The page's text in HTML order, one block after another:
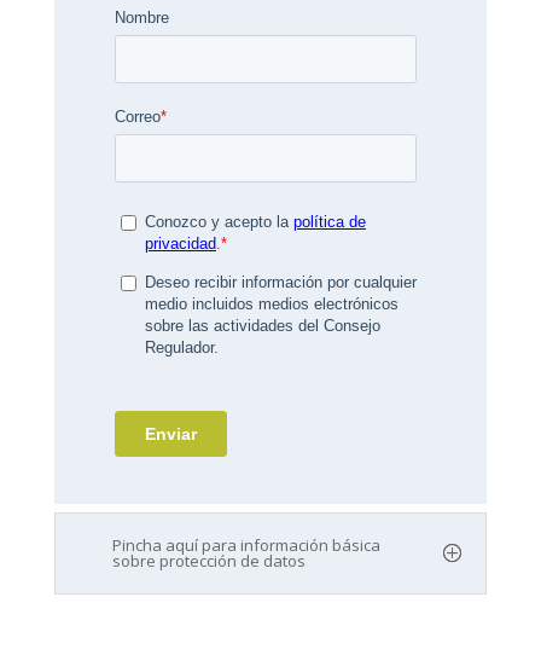
Pincha aquí para información básica
sobre protección de datos